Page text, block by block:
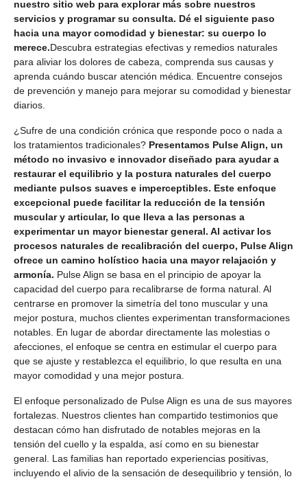
nuestro sitio web para explorar más sobre nuestros
servicios y programar su consulta. Dé el siguiente paso
hacia una mayor comodidad y bienestar: su cuerpo lo
merece.Descubra estrategias efectivas y remedios naturales
para aliviar los dolores de cabeza, comprenda sus causas y
aprenda cuándo buscar atención médica. Encuentre consejos
de prevención y manejo para mejorar su comodidad y bienestar
diarios.
¿Sufre de una condición crónica que responde poco o nada a
los tratamientos tradicionales? Presentamos Pulse Align, un
método no invasivo e innovador diseñado para ayudar a
restaurar el equilibrio y la postura naturales del cuerpo
mediante pulsos suaves e imperceptibles. Este enfoque
excepcional puede facilitar la reducción de la tensión
muscular y articular, lo que lleva a las personas a
experimentar un mayor bienestar general. Al activar los
procesos naturales de recalibración del cuerpo, Pulse Align
ofrece un camino holístico hacia una mayor relajación y
armonía. Pulse Align se basa en el principio de apoyar la
capacidad del cuerpo para recalibrarse de forma natural. Al
centrarse en promover la simetría del tono muscular y una
mejor postura, muchos clientes experimentan transformaciones
notables. En lugar de abordar directamente las molestias o
afecciones, el enfoque se centra en estimular el cuerpo para
que se ajuste y restablezca el equilibrio, lo que resulta en una
mayor comodidad y una mejor postura.
El enfoque personalizado de Pulse Align es una de sus mayores
fortalezas. Nuestros clientes han compartido testimonios que
destacan cómo han disfrutado de notables mejoras en la
tensión del cuello y la espalda, así como en su bienestar
general. Las familias han reportado experiencias positivas,
incluyendo el alivio de la sensación de desequilibrio y tensión, lo